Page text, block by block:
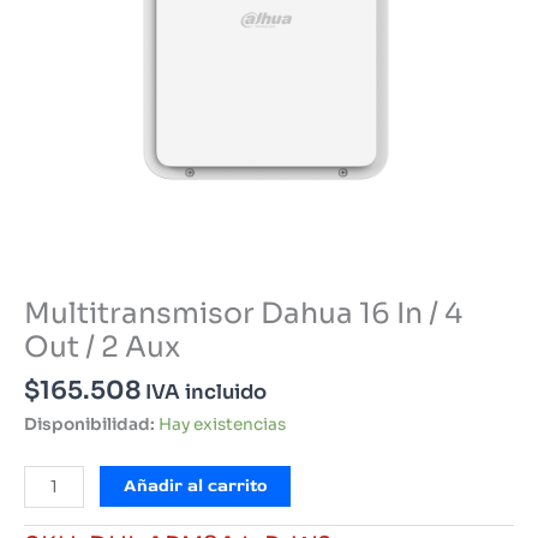
Multitransmisor Dahua 16 In / 4
Out / 2 Aux
$165.508 IVA incluido
Disponibilidad: Hay existencias
Multitransmisor
Dahua
16
Añadir al carrito